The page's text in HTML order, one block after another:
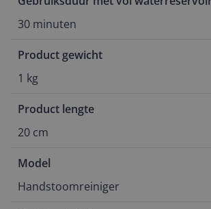
30 minuten
Product gewicht
1 kg
Product lengte
20 cm
Model
Handstoomreiniger